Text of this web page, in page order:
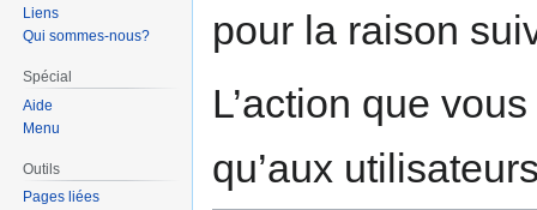
navigation
recherche
pour la raison
L’action que
qu’aux
Liens
Qui sommes-nous?
Spécial
Aide
Menu
Outils
Pages liées